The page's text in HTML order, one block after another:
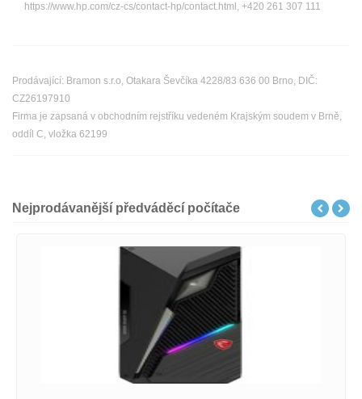
https://www.hp.com/cz-cs/contact-hp/contact.html, +420 261 307 111
Prodávající: Bramon s.r.o, Otakara Ševčíka 4228/83 636 00 Brno, DIČ:
CZ26197910
Firma je zapsaná v obchodním rejstříku vedeném Krajským soudem v Brně,
oddíl C, vložka 62199
Nejprodávanější předváděcí počítače